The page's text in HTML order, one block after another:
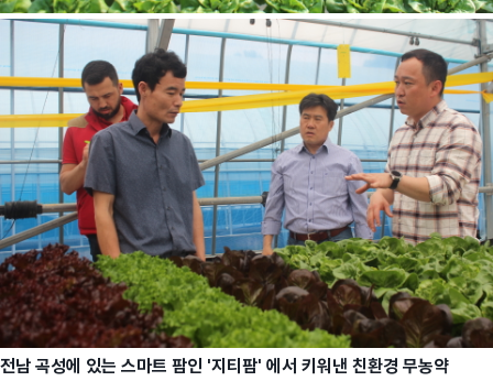
전남 곡성에 있는 스마트 팜인 '지티팜' 에서 키워낸 친환경 무농약